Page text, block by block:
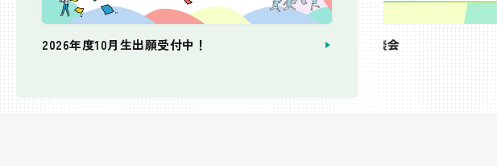
2026年度10月生出願受付中！
個別相談会 受講生・卒業生の声